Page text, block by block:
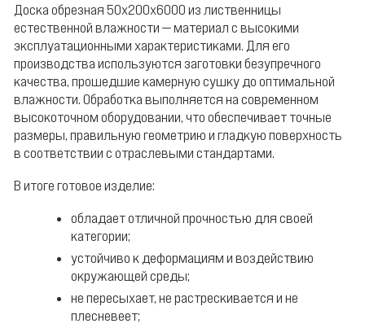
Доска обрезная 50х200х6000 из лиственницы
естественной влажности — материал с высокими
эксплуатационными характеристиками. Для его
производства используются заготовки безупречного
качества, прошедшие камерную сушку до оптимальной
влажности. Обработка выполняется на современном
высокоточном оборудовании, что обеспечивает точные
размеры, правильную геометрию и гладкую поверхность
в соответствии с отраслевыми стандартами.
В итоге готовое изделие:
обладает отличной прочностью для своей
категории;
устойчиво к деформациям и воздействию
окружающей среды;
не пересыхает, не растрескивается и не
плесневеет;